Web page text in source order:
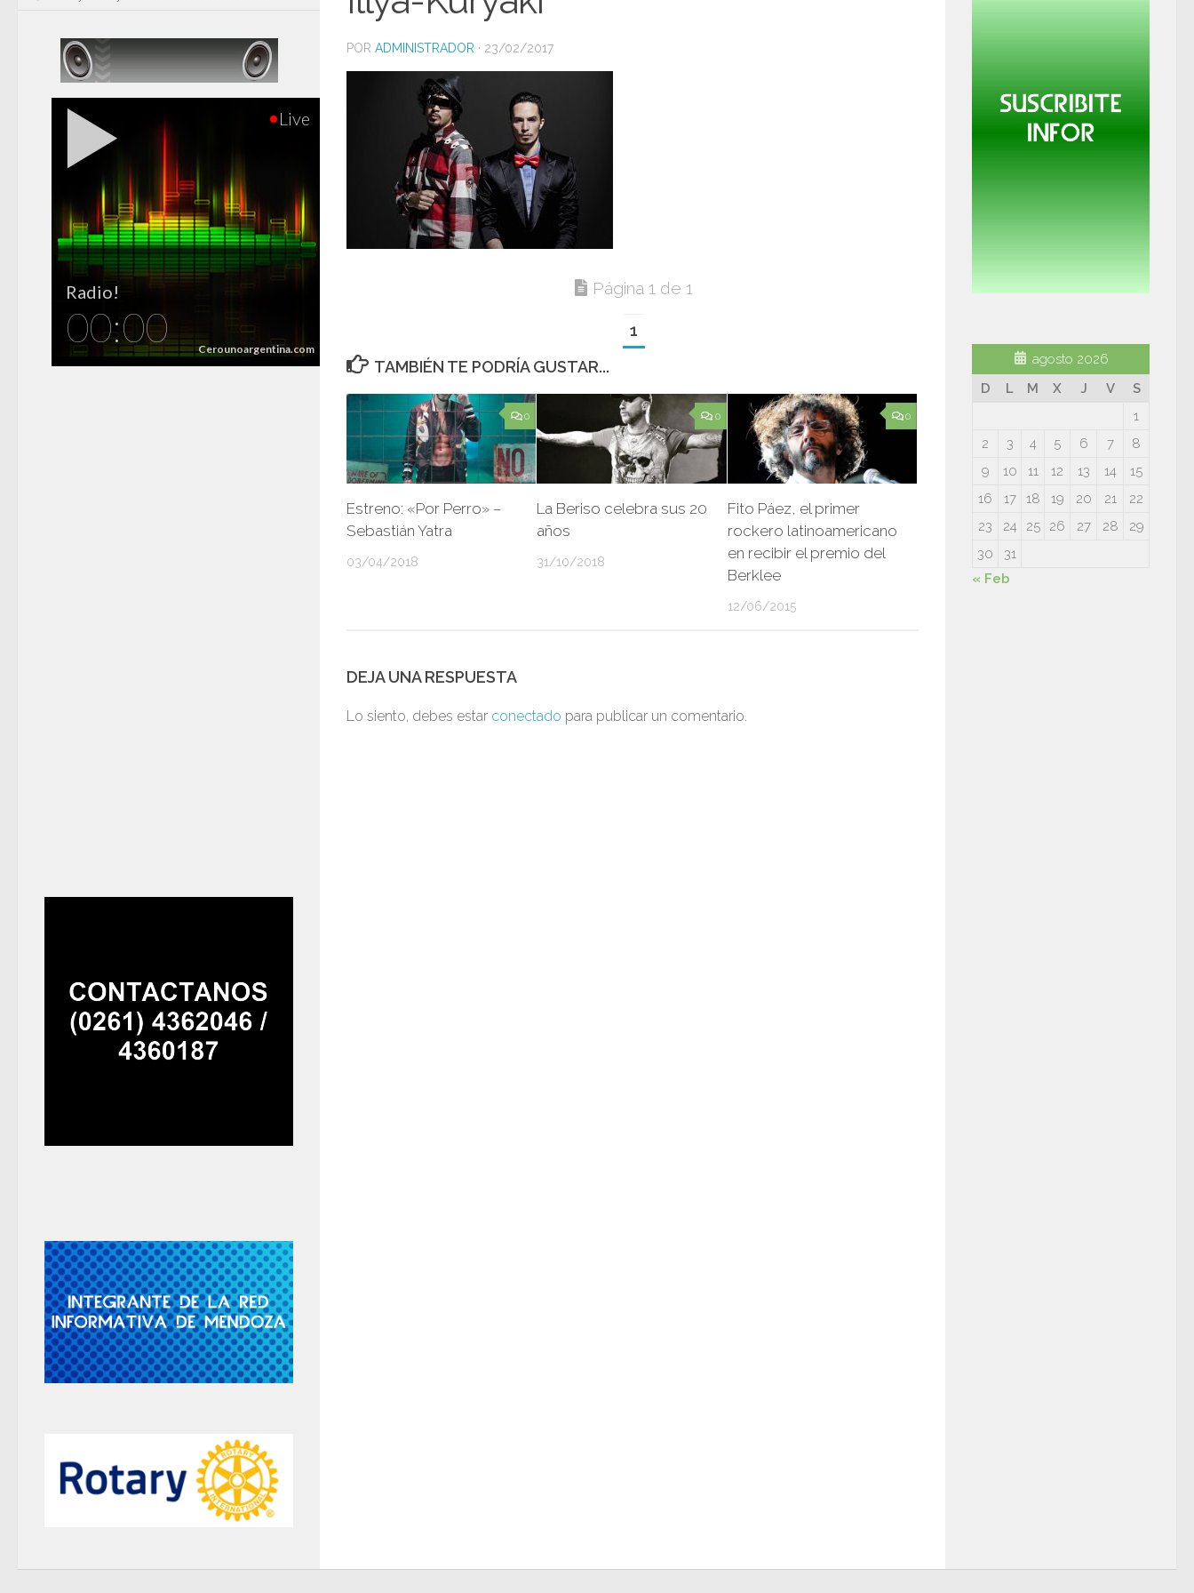
POR ADMINISTRADOR · 23/02/2017
Página 1 de 1
1
TAMBIÉN TE PODRÍA GUSTAR...
0
Estreno: «Por Perro» –
Sebastián Yatra
03/04/2018
0
La Beriso celebra sus 20
años
31/10/2018
0
Fito Páez, el primer
rockero latinoamericano
en recibir el premio del
Berklee
12/06/2015
DEJA UNA RESPUESTA
Lo siento, debes estar conectado para publicar un comentario.
agosto 2026
D
L M X J V
S
1
2
3 4 5 6 7
8
9
10 11 12 13 14
15
16
17 18 19 20 21
22
23
24 25 26 27 28
29
30
31
« Feb